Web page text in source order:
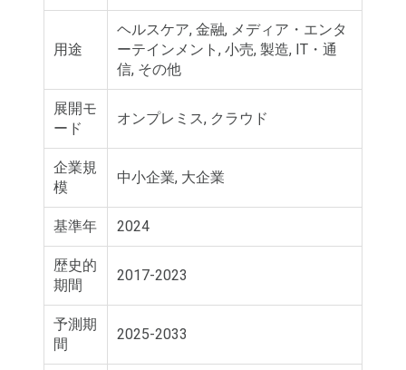
用途
ヘルスケア, 金融, メディア・エンタ
ーテインメント, 小売, 製造, IT・通
信, その他
展開モ
ード
オンプレミス, クラウド
企業規
模
中小企業, 大企業
基準年 2024
歴史的
期間
2017-2023
予測期
間
2025-2033